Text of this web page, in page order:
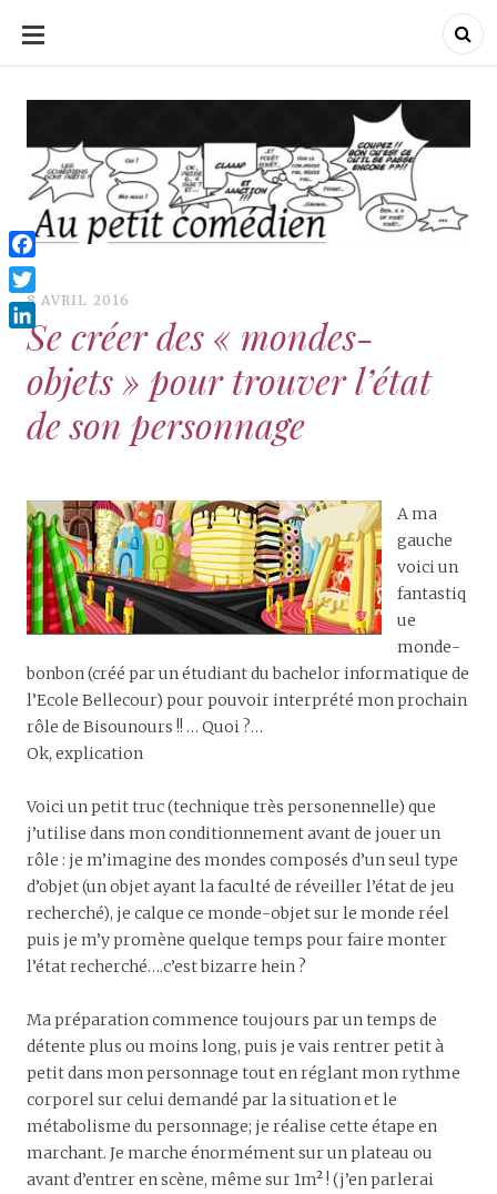
ALLER
CONTENU
Au Petit Comédien
Au Petit Comédien
8 AVRIL 2016
Se créer des « mondes-
objets » pour trouver l’état
de son personnage
A ma
gauche
voici un
fantastiq
ue
monde-
bonbon (créé par un étudiant du bachelor informatique de
l’Ecole Bellecour) pour pouvoir interprété mon prochain
rôle de Bisounours !! … Quoi ?…
Ok, explication
Voici un petit truc (technique très personennelle) que
j’utilise dans mon conditionnement avant de jouer un
rôle : je m’imagine des mondes composés d’un seul type
d’objet (un objet ayant la faculté de réveiller l’état de jeu
recherché), je calque ce monde-objet sur le monde réel
puis je m’y promène quelque temps pour faire monter
l’état recherché….c’est bizarre hein ?
Ma préparation commence toujours par un temps de
détente plus ou moins long, puis je vais rentrer petit à
petit dans mon personnage tout en réglant mon rythme
corporel sur celui demandé par la situation et le
métabolisme du personnage; je réalise cette étape en
marchant. Je marche énormément sur un plateau ou
avant d’entrer en scène, même sur 1m² ! (j’en parlerai
Facebook
Twitter
LinkedIn